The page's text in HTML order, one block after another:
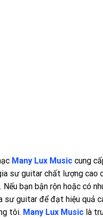
Many Lux Music cung
sư guitar chất lượng cao
Nếu bạn bận rộn hoặc có
sư guitar để đạt hiệu quả
tôi. Many Lux Music là